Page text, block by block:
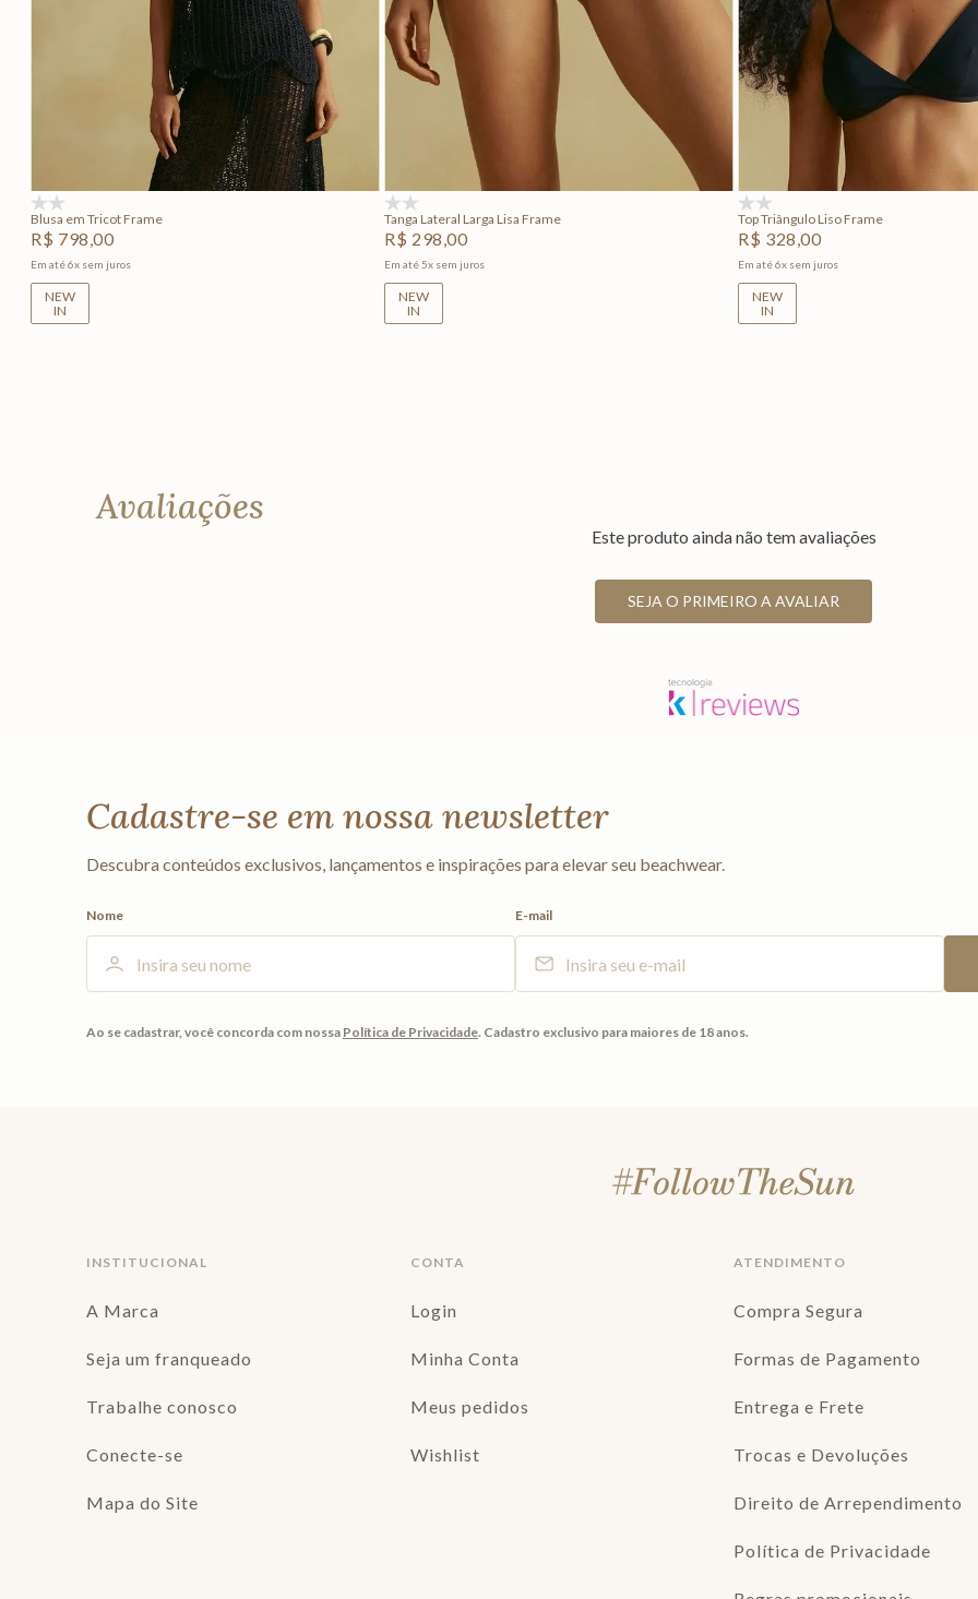
G
Adicionar na sacola
Blusa em Tricot Frame
R$ 798,00
Em até6x sem juros
NEW
IN
M
Adicionar na sacola
Tanga Lateral Larga Lisa Frame
R$ 298,00
Em até 5x sem juros
NEW
IN
M G
Top Triângulo Liso Frame
R$ 328,00
Em até6x sem juros
NEW
IN
Avaliações
Este produto ainda não tem avaliações
SEJA O PRIMEIRO A AVALIAR
Cadastre-se em nossa newsletter
Descubra conteúdos exclusivos, lançamentos e inspirações para elevar seu beachwear.
Nome E-mail
Ao se cadastrar, você concorda com nossa Política de Privacidade. Cadastro exclusivo para maiores de 18 anos.
INSTITUCIONAL
A Marca
Seja um franqueado
Trabalhe conosco
Conecte-se
Mapa do Site
CONTA
Login
Minha Conta
Meus pedidos
Wishlist
ATENDIMENTO
Compra Segura
Formas de Pagamento
Entrega e Frete
Trocas e Devoluções
Direito de Arrependimento
Política de Privacidade